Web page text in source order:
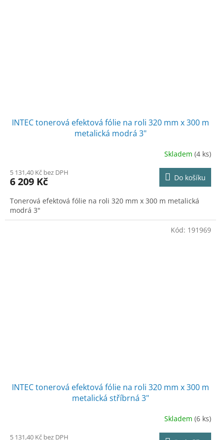
INTEC tonerová efektová fólie na roli 320 mm x 300 m
metalická modrá 3"
Skladem (4 ks)
5 131,40 Kč bez DPH
6 209 Kč Do košíku
Tonerová efektová fólie na roli 320 mm x 300 m metalická
modrá 3"
INTEC tonerová efektová fólie na roli 320 mm x 300 m
metalická stříbrná 3"
Skladem (6 ks)
5 131,40 Kč bez DPH
Kód: 191969